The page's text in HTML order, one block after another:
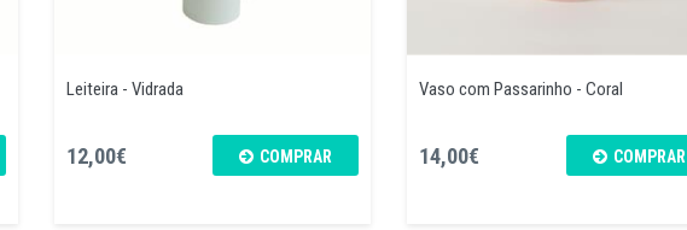
Leiteira - Vidrada
12,00€ COMPRAR
Vaso com Passarinho - Coral
14,00€ COMPRAR